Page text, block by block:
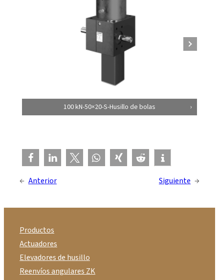
100 kN-50×20-S-Husillo de bolas
← Anterior Siguiente →
Productos
Actuadores
Elevadores de husillo
Reenvíos angulares ZK